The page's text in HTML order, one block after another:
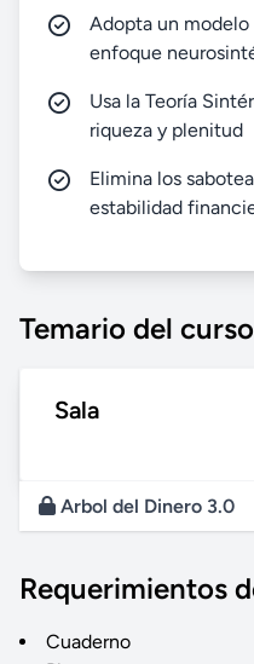
Adopta un
enfoque
Usa la Teoría
riqueza y plenitud
Elimina los
estabilidad
Temario del curso
Sala
Arbol del Dinero 3.0
Requerimientos
Cuaderno